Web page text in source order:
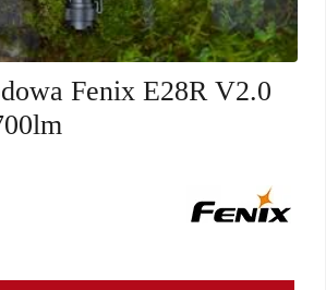
Fenix E28R V2.0